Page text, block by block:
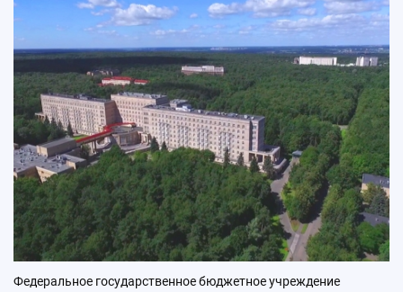
Федеральное государственное бюджетное учреждение